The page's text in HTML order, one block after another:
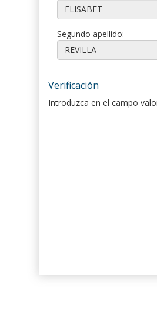
Segundo apellido:
Verificación
Introduzca en el campo